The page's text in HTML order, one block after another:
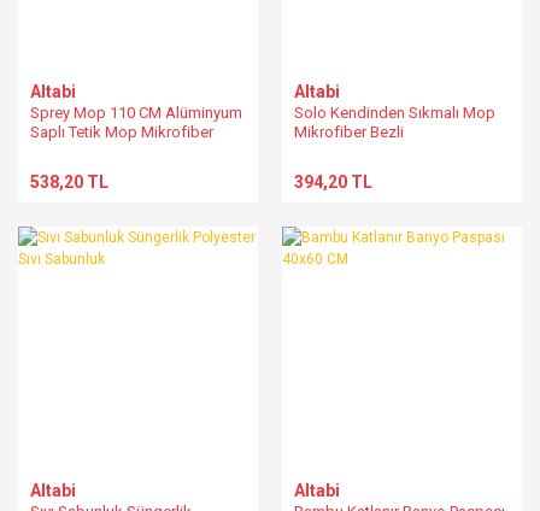
Altabi
Sprey Mop 110 CM Alüminyum
Saplı Tetik Mop Mikrofiber
538,20 TL
Altabi
Solo Kendinden Sıkmalı Mop
Mikrofiber Bezli
394,20 TL
Altabi Altabi